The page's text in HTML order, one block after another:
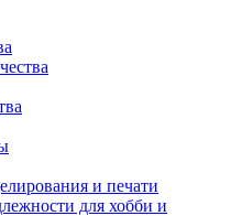
и печати
для хобби и